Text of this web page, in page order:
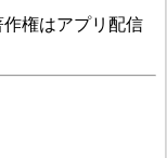
権はアプリ配信